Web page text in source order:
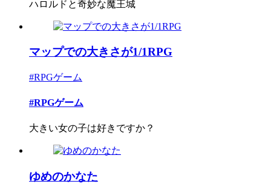
ハロルドと奇妙な魔王城
マップでの大きさが1/1RPG
#RPGゲーム
#RPGゲーム
大きい女の子は好きですか？
ゆめのかなた